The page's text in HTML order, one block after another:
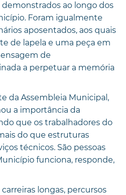
ao longo dos
Foram igualmente
aposentados, aos quais
de lapela e uma peça em
de
a perpetuar a memória
da Assembleia Municipal,
a importância da
que os trabalhadores do
do que estruturas
técnicos. São pessoas
funciona, responde,
longas, percursos